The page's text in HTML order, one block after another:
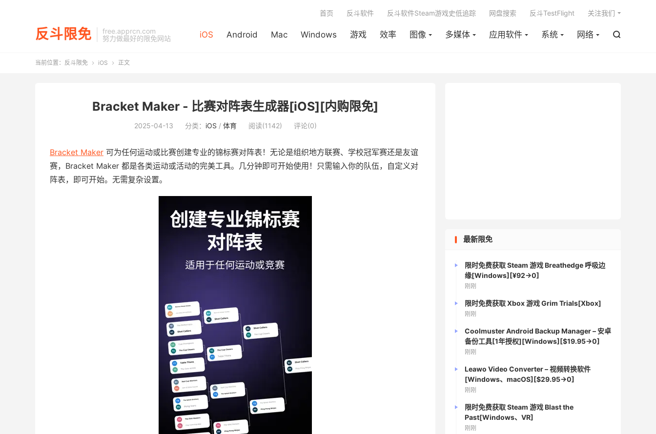
反斗限免
free.apprcn.com
努力做最好的限免网站
iOS Android Mac Windows 游戏 效率 图像 多媒体 应用软件 系统 网络 
首页 反斗软件 反斗软件Steam游戏史低追踪 网盘搜索 反斗TestFlight 关注我们
当前位置： 反斗限免  iOS  正文
Bracket Maker - 比赛对阵表生成器[iOS][内购限免]
2025-04-13 分类： iOS / 体育 阅读(1142) 评论(0)
Bracket Maker 可为任何运动或比赛创建专业的锦标赛对阵表！无论是组织地方联赛、学校冠军赛还是友谊
赛，Bracket Maker 都是各类运动或活动的完美工具。几分钟即可开始使用！只需输入你的队伍，自定义对
阵表，即可开始。无需复杂设置。
最新限免
限时免费获取 Steam 游戏 Breathedge 呼吸边
缘[Windows][¥92→0]
刚刚
限时免费获取 Xbox 游戏 Grim Trials[Xbox]
刚刚
Coolmuster Android Backup Manager – 安卓
备份工具[1年授权][Windows][$19.95→0]
刚刚
Leawo Video Converter – 视频转换软件
[Windows、macOS][$29.95→0]
刚刚
限时免费获取 Steam 游戏 Blast the
Past[Windows、VR]
刚刚